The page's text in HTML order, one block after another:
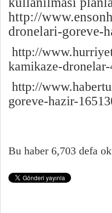
http://
dronelari-goreve-
http://
kamikaze-
http://
goreve-hazir-
Bu haber 6,703 defa